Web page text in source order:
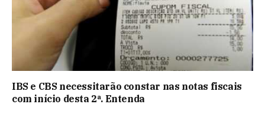
IBS e CBS necessitarão constar nas notas fiscais
com início desta 2ª. Entenda